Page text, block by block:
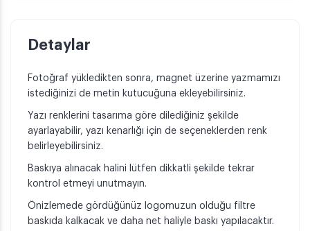
Detaylar
Fotoğraf yükledikten sonra, magnet üzerine yazmamızı
istediğinizi de metin kutucuğuna ekleyebilirsiniz.
Yazı renklerini tasarıma göre dilediğiniz şekilde
ayarlayabilir, yazı kenarlığı için de seçeneklerden renk
belirleyebilirsiniz.
Baskıya alınacak halini lütfen dikkatli şekilde tekrar
kontrol etmeyi unutmayın.
Önizlemede gördüğünüz logomuzun olduğu filtre
baskıda kalkacak ve daha net haliyle baskı yapılacaktır.